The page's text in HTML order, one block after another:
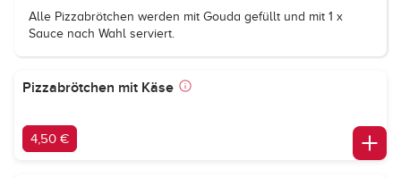
Alle Pizzabrötchen werden mit Gouda gefüllt und mit 1 x
Sauce nach Wahl serviert.
Pizzabrötchen mit Käse
4,50 €